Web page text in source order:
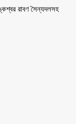
রাবণ সৈন্যদলসহ